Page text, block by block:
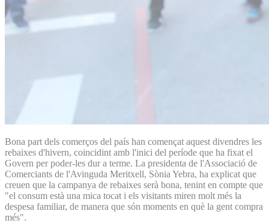
Bona part dels comerços del país han començat aquest divendres les
rebaixes d'hivern, coincidint amb l'inici del període que ha fixat el
Govern per poder-les dur a terme. La presidenta de l'Associació de
Comerciants de l'Avinguda Meritxell, Sònia Yebra, ha explicat que
creuen que la campanya de rebaixes serà bona, tenint en compte que
"el consum està una mica tocat i els visitants miren molt més la
despesa familiar, de manera que són moments en què la gent compra
més".